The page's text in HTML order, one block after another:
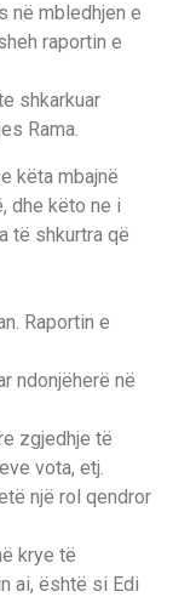
në mbledhjen e
raportin e
shkarkuar
Rama.
këta mbajnë
dhe këto ne i
të shkurtra që
Raportin e
ndonjëherë në
zgjedhje të
vota, etj.
një rol qendror
krye të
ai, është si Edi